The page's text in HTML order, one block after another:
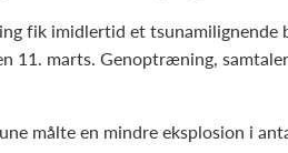
fik imidlertid et
11. marts. Genoptræning,
målte en mindre eksplosion i